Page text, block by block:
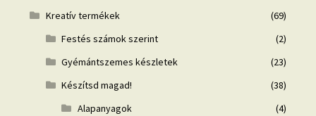
Kreatív termékek
(69)
Festés számok szerint
(2)
Gyémántszemes készletek
(23)
Készítsd magad!
(38)
Alapanyagok
(4)